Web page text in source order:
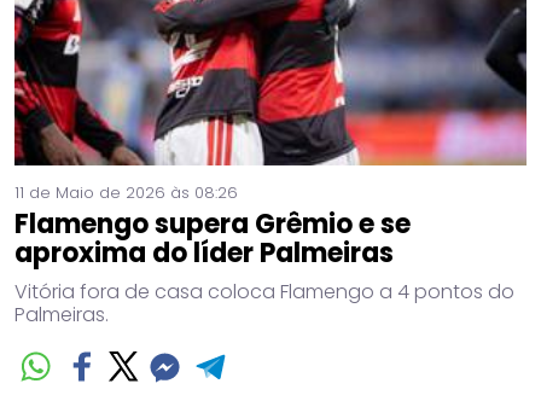
11 de Maio de 2026 às 08:26
Flamengo supera Grêmio e se
aproxima do líder Palmeiras
Vitória fora de casa coloca Flamengo a 4 pontos do
Palmeiras.